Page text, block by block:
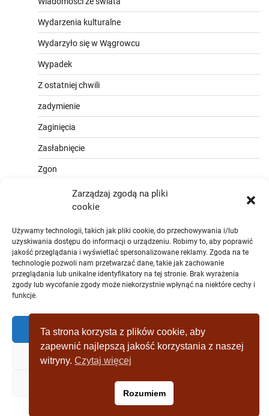
Zarządzaj zgodą na pliki
cookie
Używamy technologii, takich jak pliki cookie, do przechowywania i/lub
uzyskiwania dostępu do informacji o urządzeniu. Robimy to, aby poprawić
jakość przeglądania i wyświetlać spersonalizowane reklamy. Zgoda na te
technologie pozwoli nam przetwarzać dane, takie jak zachowanie
przeglądania lub unikalne identyfikatory na tej stronie. Brak wyrażenia
zgody lub wycofanie zgody może niekorzystnie wpłynąć na niektóre cechy i
funkcje.
Zaakceptować
Zaprzeczyć
Zobacz preferencje
Wydarzenia kulturalne
Wydarzyło się w Wągrowcu
Wypadek
Z ostatniej chwili
zadymienie
Zaginięcia
Zasłabnięcie
Zgon
Copyright © [2019 - 2025] wagrowiec-
wydarzeniazostatniejchwili.pl Theme: Full News By
Ta strona korzysta z plików cookie, aby
zapewnić najlepszą jakość korzystania z naszej
witryny.Czytaj więcej
Rozumiem